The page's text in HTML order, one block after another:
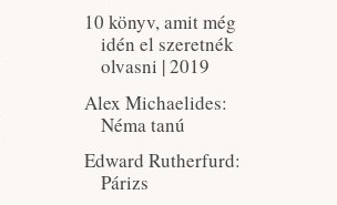
10 könyv, amit még
idén el szeretnék
olvasni | 2019
Alex Michaelides:
Néma ​tanú
Edward Rutherfurd:
Párizs